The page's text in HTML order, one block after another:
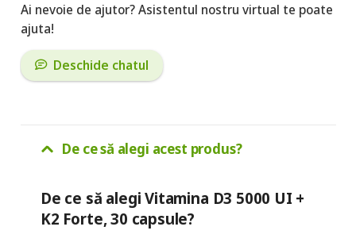
K2
Forte,
Ai nevoie de ajutor? Asistentul nostru virtual te poate
ajuta!
Deschide chatul
De ce să alegi acest produs?
De ce să alegi Vitamina D3 5000 UI +
K2 Forte, 30 capsule?